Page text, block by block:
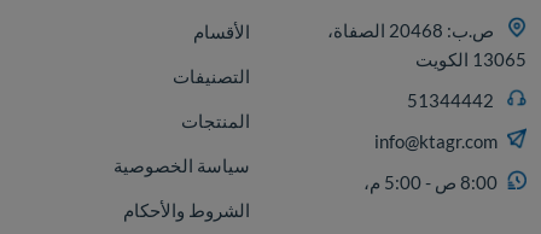
ص.ب: 20468 الصفاة،
13065 الكويت
info@ktagr.com
8:00 ص - 5:00 م،
الأقسام
التصنيفات
المنتجات
سياسة الخصوصية
الشروط والأحكام